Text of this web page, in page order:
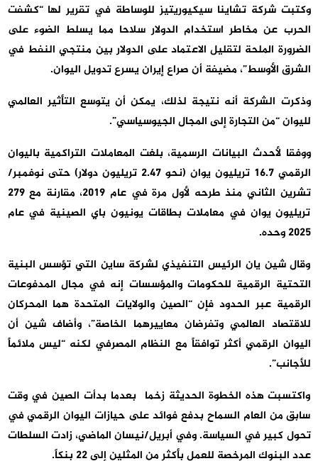
وكتبت شركة تشاينا سيكيوريتيز للوساطة في تقرير لها “كشفت
الحرب عن مخاطر استخدام الدولار سلاحا مما يسلط الضوء على
الضرورة الملحة لتقليل الاعتماد على الدولار بين منتجي النفط في
الشرق الأوسط”، مضيفة أن صراع إيران يسرع تدويل اليوان.
وذكرت الشركة أنه نتيجة لذلك، يمكن أن يتوسع التأثير العالمي
لليوان “من التجارة إلى ⁠⁠⁠⁠المجال الجيوسياسي”.
ووفقا ⁠لأحدث البيانات الرسمية، بلغت المعاملات التراكمية باليوان
الرقمي 16.7 تريليون يوان (نحو 2.47 تريليون دولار) حتى نوفمبر/
تشرين الثاني منذ طرحه لأول مرة في عام 2019، مقارنة مع 279
تريليون يوان في معاملات بطاقات يونيون باي الصينية في عام
2025 وحده.
وقال شين يان الرئيس التنفيذي لشركة ساين التي تؤسس البنية
التحتية الرقمية للحكومات والمؤسسات ⁠⁠⁠⁠إنه في مجال المدفوعات
الرقمية عبر الحدود فإن “الصين والولايات المتحدة هما المحركان
للاقتصاد العالمي وتفرضان معاييرهما الخاصة”، وأضاف شين أن
اليوان الرقمي أكثر توافقاً مع النظام المصرفي لكنه “ليس ملائماً
للأجانب”.
واكتسبت هذه الخطوة الحديثة زخما ⁠⁠ ⁠⁠بعدما بدأت الصين في وقت
سابق من العام السماح بدفع فوائد على حيازات ⁠⁠⁠⁠اليوان الرقمي في
تحول كبير في السياسة. وفي أبريل/نيسان الماضي، زادت السلطات
عدد البنوك المرخصة للعمل بأكثر من المثلين إلى 22 بنكاً.